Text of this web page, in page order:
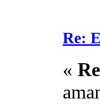
Re:
«